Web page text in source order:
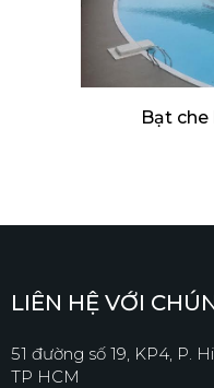
Bạt che
LIÊN HỆ VỚI
51 đường số 19, KP4, P.
TP HCM